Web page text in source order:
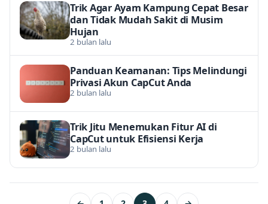
Trik Agar Ayam Kampung Cepat Besar
dan Tidak Mudah Sakit di Musim
Hujan
2 bulan lalu
Panduan Keamanan: Tips Melindungi
Privasi Akun CapCut Anda
2 bulan lalu
Trik Jitu Menemukan Fitur AI di
CapCut untuk Efisiensi Kerja
2 bulan lalu